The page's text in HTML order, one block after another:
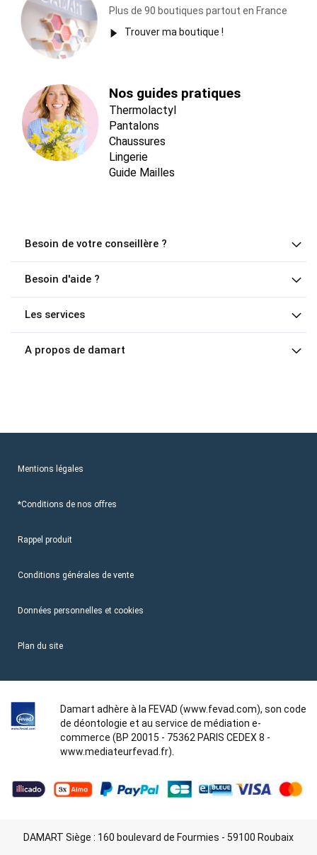
Plus de 90 boutiques partout en France
Trouver ma boutique !
Nos guides pratiques
Thermolactyl
Pantalons
Chaussures
Lingerie
Guide Mailles
Besoin de votre conseillère ?
Besoin d'aide ?
Les services
A propos de damart
Mentions légales
*Conditions de nos offres
Rappel produit
Conditions générales de vente
Données personnelles et cookies
Plan du site
Damart adhère à la FEVAD (www.fevad.com), son code
de déontologie et au service de médiation e-
commerce (BP 20015 - 75362 PARIS CEDEX 8 -
www.mediateurfevad.fr).
DAMART Siège : 160 boulevard de Fourmies - 59100 Roubaix